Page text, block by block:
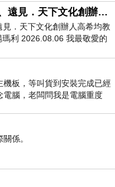
作了更正與說明；
記會注考證》與前
更新與增補，史實
紀元皆標示西元紀
考訂與評論能萃取
譯者獨到之見解，
發掘的新成果；語
於原意，且能傳達
我最敬愛的老闆、遠見．天下文化創辦人高希均教授
．天下文化創辦人高希均教
利 2026.08.06 我最敬愛的
創辦人高希均教
板，等叫貨到安裝完成已經
腦，老闆問我是電腦重度
係。